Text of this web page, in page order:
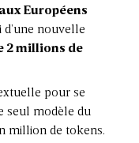
Européens
nouvelle
2 millions de
pour se
seul modèle du
million de tokens.